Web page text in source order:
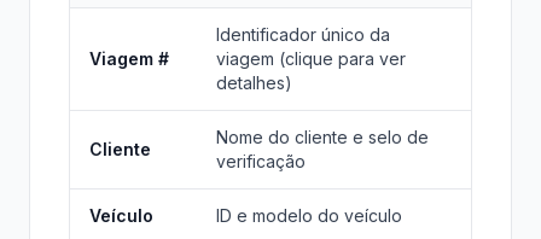
Viagem #
Identificador único da
viagem (clique para ver
detalhes)
Cliente
Nome do cliente e selo de
verificação
Veículo ID e modelo do veículo